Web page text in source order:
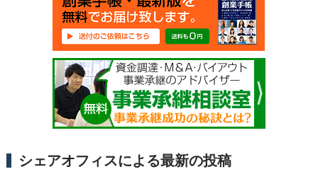
シェアオフィスによる最新の投稿